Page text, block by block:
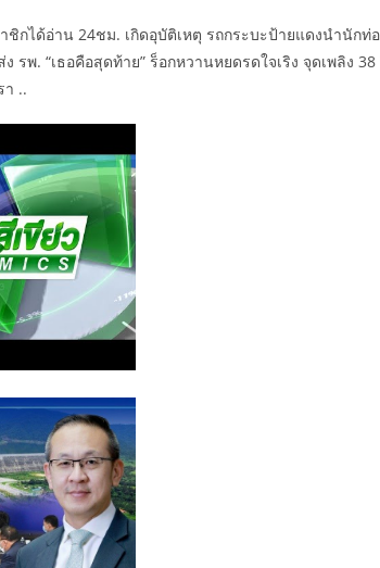
กได้อ่าน 24ชม. เกิดอุบัติเหตุ รถกระบะป้ายแดงนำนักท่อ
พ. “เธอคือสุดท้าย” ร็อกหวานหยดรดใจเริง จุดเพลิง 38
า ..